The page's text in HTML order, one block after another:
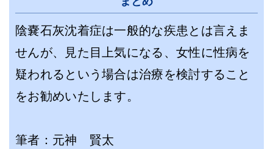
陰嚢石灰沈着症は一般的な疾患とは言えま
せんが、見た目上気になる、女性に性病を
疑われるという場合は治療を検討すること
をお勧めいたします。
筆者：元神 賢太